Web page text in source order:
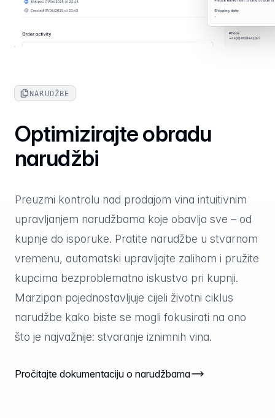
NARUDŽBE
Optimizirajte obradu
narudžbi
Preuzmi kontrolu nad prodajom vina intuitivnim
upravljanjem narudžbama koje obavlja sve – od
kupnje do isporuke. Pratite narudžbe u stvarnom
vremenu, automatski upravljajte zalihom i pružite
kupcima bezproblematno iskustvo pri kupnji.
Marzipan pojednostavljuje cijeli životni ciklus
narudžbe kako biste se mogli fokusirati na ono
što je najvažnije: stvaranje iznimnih vina.
Pročitajte dokumentaciju o narudžbama